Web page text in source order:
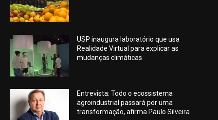
USP inaugura laboratório que usa
Realidade Virtual para explicar as
mudanças climáticas
Entrevista: Todo o ecossistema
agroindustrial passará por uma
transformação, afirma Paulo Silveira